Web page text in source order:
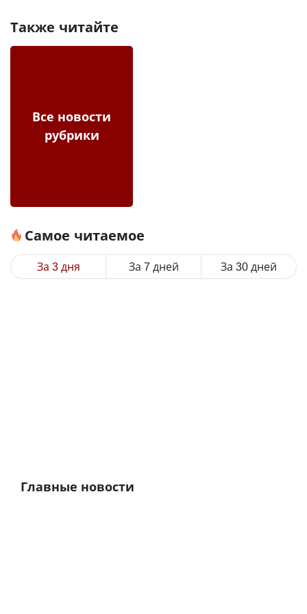
Также читайте
Все новости
рубрики
Самое читаемое
За 3 дня За 7 дней За 30 дней
Главные новости